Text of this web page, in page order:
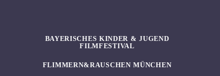
BAYERISCHES KINDER & JUGEND
FILMFESTIVAL
FLIMMERN&RAUSCHEN MÜNCHEN